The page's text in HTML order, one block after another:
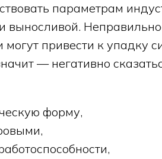
параметрам
выносливой.
привести к упадку
— негативно
форму,